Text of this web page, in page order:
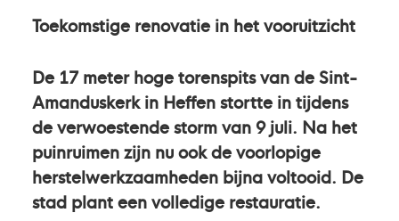
Toekomstige renovatie in het vooruitzicht
De 17 meter hoge torenspits van de Sint-
Amanduskerk in Heffen stortte in tijdens
de verwoestende storm van 9 juli. Na het
puinruimen zijn nu ook de voorlopige
herstelwerkzaamheden bijna voltooid. De
stad plant een volledige restauratie.